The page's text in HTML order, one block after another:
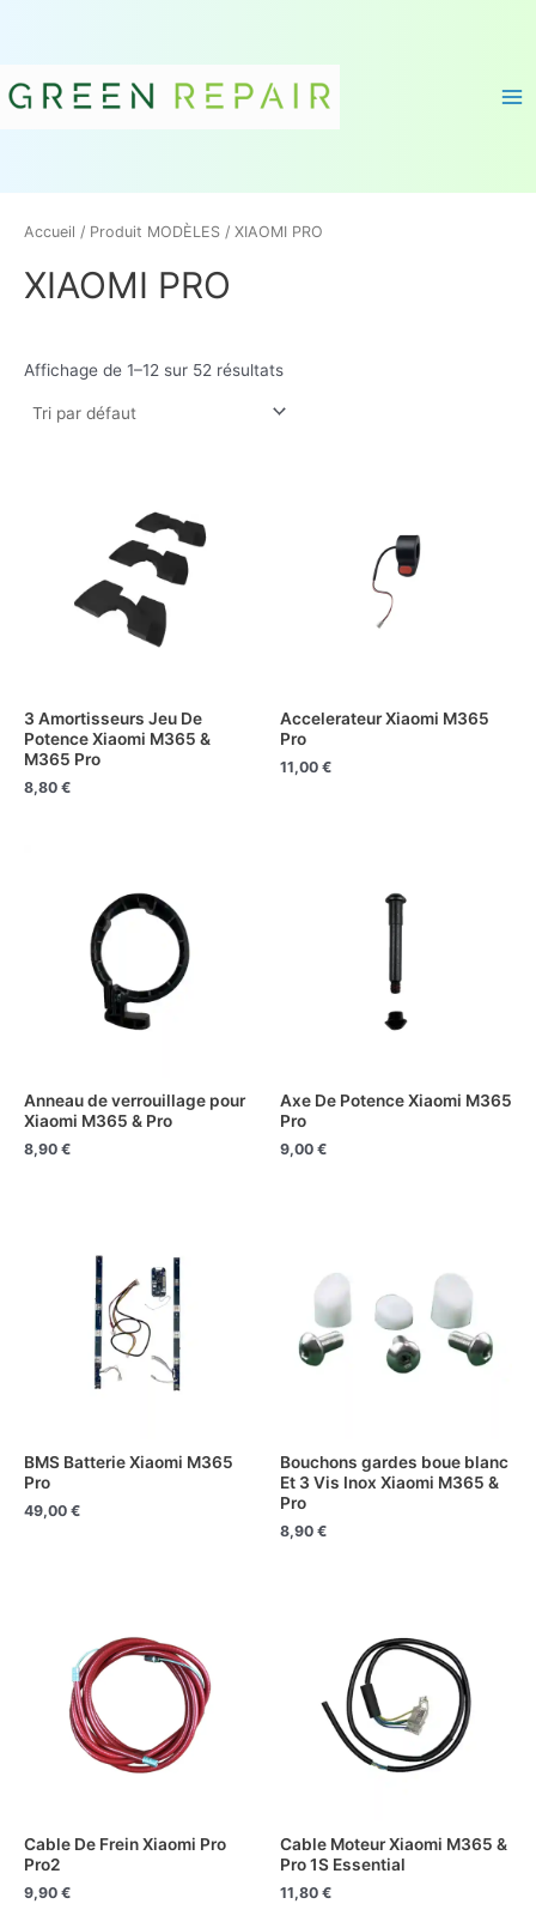
R
Q
s
p
b
i
t
Accueil / Produit MODÈLES / XIAOMI PRO
XIAOMI PRO
Affichage de 1–12 sur 52 résultats
3 Amortisseurs Jeu De
Potence Xiaomi M365 &
M365 Pro
8,80 €
Accelerateur Xiaomi M365
Pro
11,00 €
Anneau de verrouillage pour
Xiaomi M365 & Pro
8,90 €
Axe De Potence Xiaomi M365
Pro
9,00 €
BMS Batterie Xiaomi M365
Pro
49,00 €
Bouchons gardes boue blanc
Et 3 Vis Inox Xiaomi M365 &
Pro
8,90 €
Cable De Frein Xiaomi Pro
Pro2
9,90 €
Cable Moteur Xiaomi M365 &
Pro 1S Essential
11,80 €